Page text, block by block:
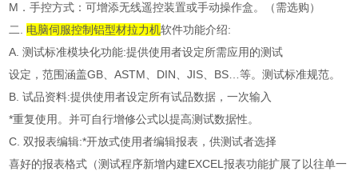
M．手控方式：可增添无线遥控装置或手动操作盒。（需选购）
二. 电脑伺服控制铝型材拉力机软件功能介绍:
A. 测试标准模块化功能:提供使用者设定所需应用的测试
设定，范围涵盖GB、ASTM、DIN、JIS、BS…等。测试标准规范。
B. 试品资料:提供使用者设定所有试品数据，一次输入
*重复使用。并可自行增修公式以提高测试数据性。
C. 双报表编辑:*开放式使用者编辑报表，供测试者选择
喜好的报表格式（测试程序新增内建EXCEL报表功能扩展了以往单一